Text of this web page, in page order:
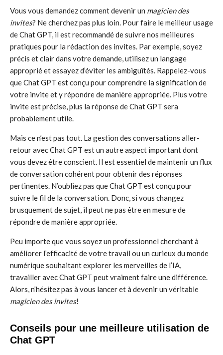
Vous vous demandez comment devenir un magicien des
invites? Ne cherchez pas plus loin. Pour faire le meilleur usage
de Chat GPT, il est recommandé de suivre nos meilleures
pratiques pour la rédaction des invites. Par exemple, soyez
précis et clair dans votre demande, utilisez un langage
approprié et essayez d’éviter les ambiguïtés. Rappelez-vous
que Chat GPT est conçu pour comprendre la signification de
votre invite et y répondre de manière appropriée. Plus votre
invite est précise, plus la réponse de Chat GPT sera
probablement utile.
Mais ce n’est pas tout. La gestion des conversations aller-
retour avec Chat GPT est un autre aspect important dont
vous devez être conscient. Il est essentiel de maintenir un flux
de conversation cohérent pour obtenir des réponses
pertinentes. N’oubliez pas que Chat GPT est conçu pour
suivre le fil de la conversation. Donc, si vous changez
brusquement de sujet, il peut ne pas être en mesure de
répondre de manière appropriée.
Peu importe que vous soyez un professionnel cherchant à
améliorer l’efficacité de votre travail ou un curieux du monde
numérique souhaitant explorer les merveilles de l’IA,
travailler avec Chat GPT peut vraiment faire une différence.
Alors, n’hésitez pas à vous lancer et à devenir un véritable
magicien des invites!
Conseils pour une meilleure utilisation de
Chat GPT